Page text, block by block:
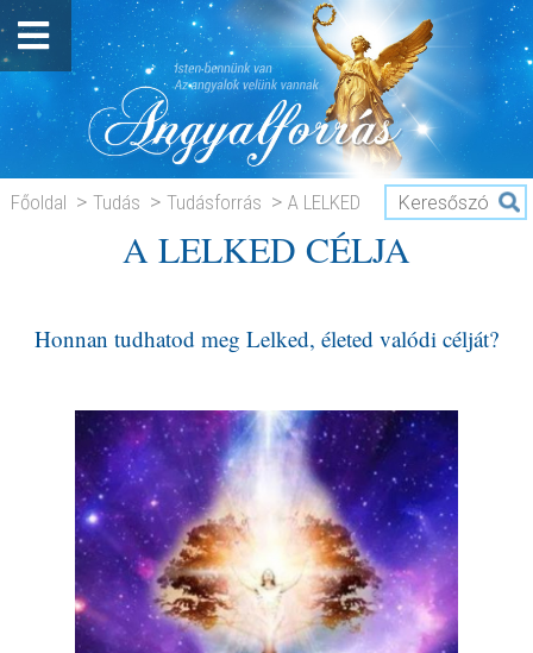
Főoldal Tudás Tudásforrás
A LELKED
A LELKED CÉLJA
Honnan tudhatod meg Lelked, életed valódi célját?